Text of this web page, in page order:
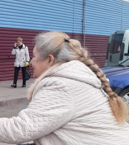
седого Дедушки Ветерана
:)